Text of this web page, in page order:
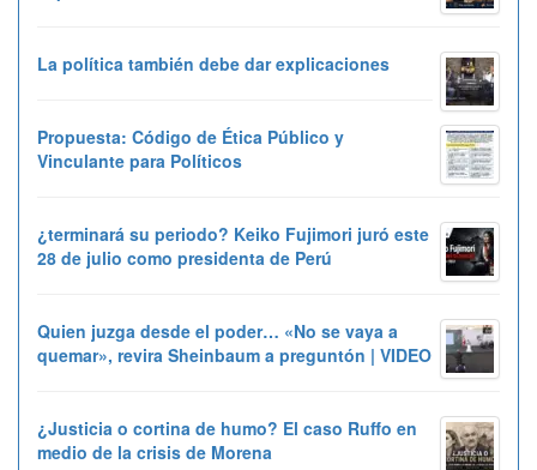
La política también debe dar explicaciones
Propuesta: Código de Ética Público y
Vinculante para Políticos
¿terminará su periodo? Keiko Fujimori juró este
28 de julio como presidenta de Perú
Quien juzga desde el poder… «No se vaya a
quemar», revira Sheinbaum a preguntón | VIDEO
¿Justicia o cortina de humo? El caso Ruffo en
medio de la crisis de Morena